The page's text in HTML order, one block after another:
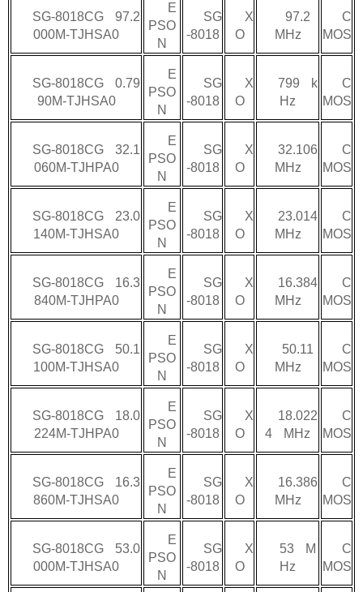
SG-8018CG 97.2
000M-TJHSA0
E
PSO
N
SG
-8018
X
O
97.2
MHz
C
MOS
SG-8018CG 0.79
90M-TJHSA0
E
PSO
N
SG
-8018
X
O
799 k
Hz
C
MOS
SG-8018CG 32.1
060M-TJHPA0
E
PSO
N
SG
-8018
X
O
32.106
MHz
C
MOS
SG-8018CG 23.0
140M-TJHSA0
E
PSO
N
SG
-8018
X
O
23.014
MHz
C
MOS
SG-8018CG 16.3
840M-TJHPA0
E
PSO
N
SG
-8018
X
O
16.384
MHz
C
MOS
SG-8018CG 50.1
100M-TJHSA0
E
PSO
N
SG
-8018
X
O
50.11
MHz
C
MOS
SG-8018CG 18.0
224M-TJHPA0
E
PSO
N
SG
-8018
X
O
18.022
4 MHz
C
MOS
SG-8018CG 16.3
860M-TJHSA0
E
PSO
N
SG
-8018
X
O
16.386
MHz
C
MOS
SG-8018CG 53.0
000M-TJHSA0
E
PSO
N
SG
-8018
X
O
53 M
Hz
C
MOS